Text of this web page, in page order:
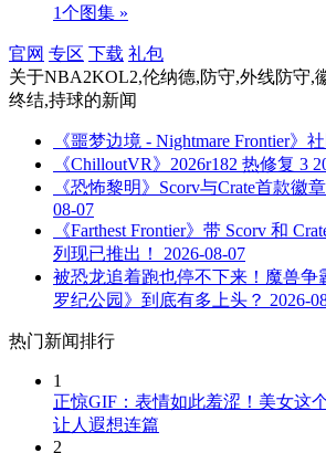
1个图集 »
官网 专区 下载 礼包
关于NBA2KOL2,伦纳德,防守,外线防守,
终结,持球的新闻
《噩梦边境 - Nightmare Frontier》
《ChilloutVR》2026r182 热修复 3
《恐怖黎明》Scorv与Crate首款徽
08-07
《Farthest Frontier》带 Scorv 和
列现已推出！
2026-08-07
被恐龙追着跑也停不下来！魔兽争
罗纪公园》到底有多上头？ 2026-
热门新闻排行
1
正惊GIF：表情如此羞涩！美女这
让人遐想连篇
2